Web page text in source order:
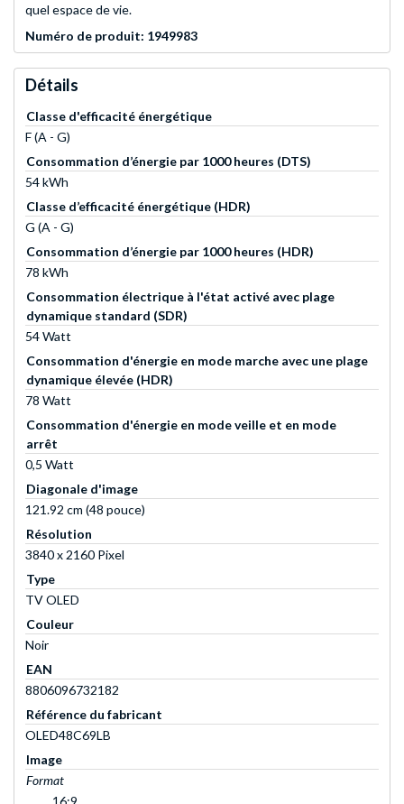
quel espace de vie.
Numéro de produit: 1949983
Détails
Classe d'efficacité énergétique
F (A - G)
Consommation d’énergie par 1000 heures (DTS)
54 kWh
Classe d’efficacité énergétique (HDR)
G (A - G)
Consommation d’énergie par 1000 heures (HDR)
78 kWh
Consommation électrique à l'état activé avec plage
dynamique standard (SDR)
54 Watt
Consommation d'énergie en mode marche avec une plage
dynamique élevée (HDR)
78 Watt
Consommation d'énergie en mode veille et en mode
arrêt
0,5 Watt
Diagonale d'image
121.92 cm (48 pouce)
Résolution
3840 x 2160 Pixel
Type
TV OLED
Couleur
Noir
EAN
8806096732182
Référence du fabricant
OLED48C69LB
Image
Format